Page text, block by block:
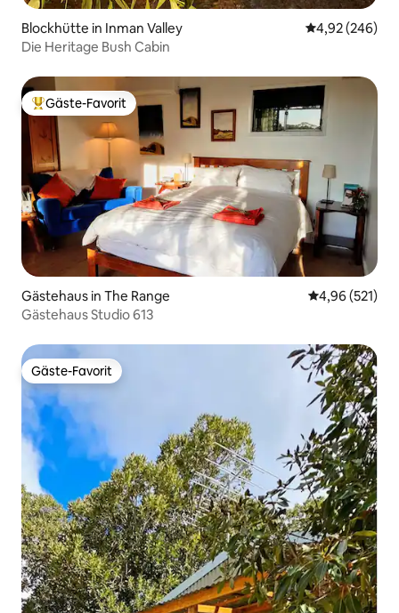
Blockhütte in Inman Valley
4,92 (246)
Die Heritage Bush Cabin
Beliebter Gäste-Favorit.
Gäste-Favorit
Gästehaus in The Range
4,96 (521)
Gästehaus Studio 613
Gäste-Favorit
Gäste-Favorit